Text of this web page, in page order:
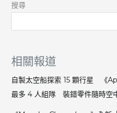
搜尋
相關報道
自製太空船探索 15 顆行星 《
最多 4 人組隊 裝錯零件隨時空